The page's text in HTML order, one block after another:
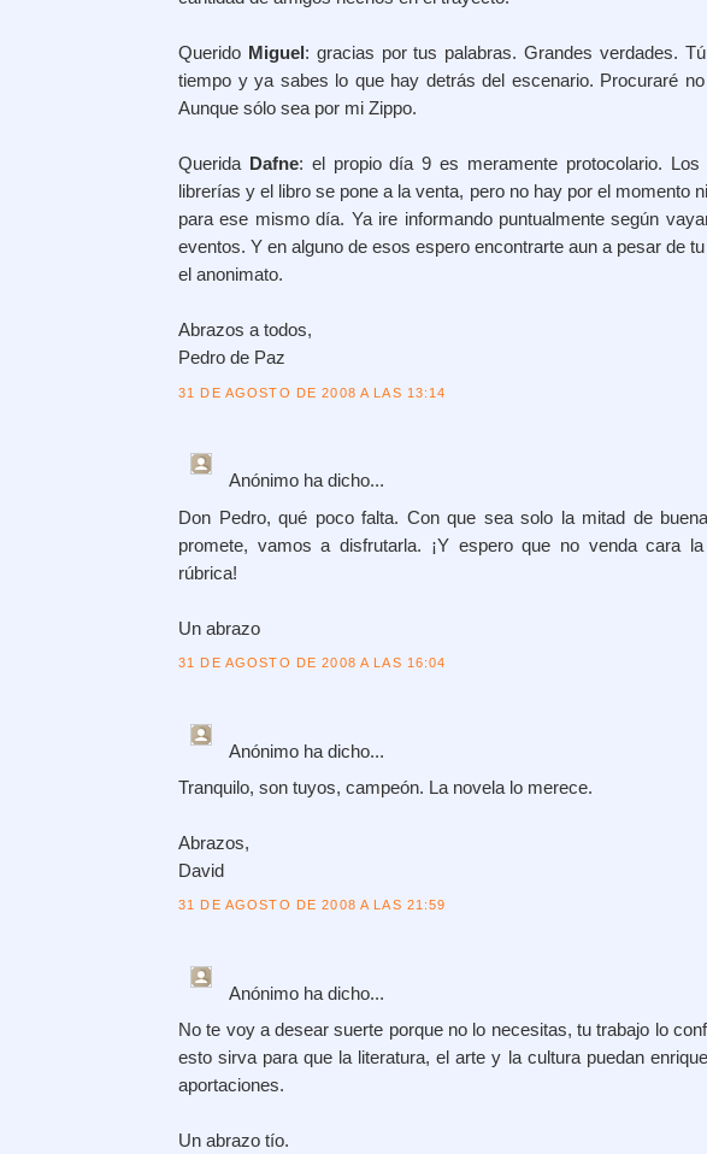
Querido Miguel : gracias por tus palabras. Grandes verdades.
tiempo y ya sabes lo que hay detrás del escenario. Procuraré
Aunque sólo sea por mi Zippo.
Querida Dafne: el propio día 9 es meramente protocolario. Los
librerías y el libro se pone a la venta, pero no hay por el momento
para ese mismo día. Ya ire informando puntualmente según
eventos. Y en alguno de esos espero encontrarte aun a pesar de
el anonimato.
Abrazos a todos,
Pedro de Paz
31 DE AGOSTO DE 2008 A LAS 13:14
Anónimo ha dicho...
Don Pedro, qué poco falta. Con que sea solo la mitad de
promete, vamos a disfrutarla. ¡Y espero que no venda cara
rúbrica!
Un abrazo
31 DE AGOSTO DE 2008 A LAS 16:04
Anónimo ha dicho...
Tranquilo, son tuyos, campeón. La novela lo merece.
Abrazos,
David
31 DE AGOSTO DE 2008 A LAS 21:59
Anónimo ha dicho...
No te voy a desear suerte porque no lo necesitas, tu trabajo lo
esto sirva para que la literatura, el arte y la cultura puedan
aportaciones.
Un abrazo tío.